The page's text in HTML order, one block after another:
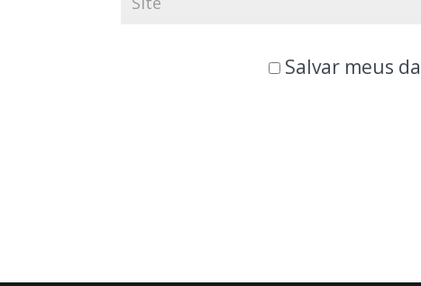
Salvar meus